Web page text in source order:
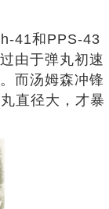
41和PPS-43
由于弹丸初速
而汤姆森冲锋
直径大，才暴